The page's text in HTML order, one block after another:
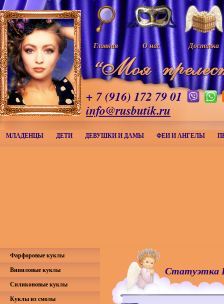
Главная О нас Доставка
+ 7 (916) 172 79 01
info@rusbutik.ru
МЛАДЕНЦЫ ДЕТИ ДЕВУШКИ И ДАМЫ ФЕИ И АНГЕЛЫ
Статуэтка
Фарфоровые куклы
Виниловые куклы
Силиконовые куклы
Куклы из смолы